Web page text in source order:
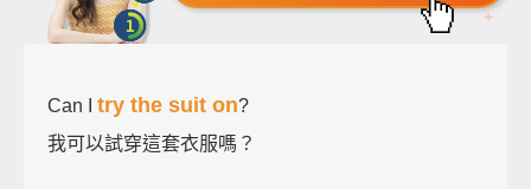
Can I try the suit on?
我可以試穿這套衣服嗎？